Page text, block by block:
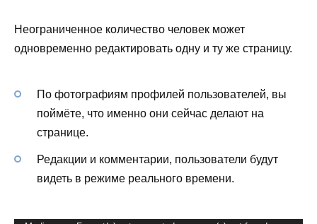
Неограниченное количество человек может
одновременно редактировать одну и ту же страницу.
По фотографиям профилей пользователей, вы
поймёте, что именно они сейчас делают на
странице.
Редакции и комментарии, пользователи будут
видеть в режиме реального времени.